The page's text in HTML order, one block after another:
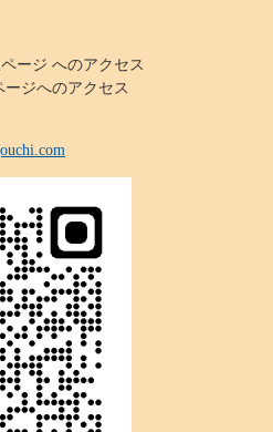
ームページ へのアクセス
ジへのアクセス